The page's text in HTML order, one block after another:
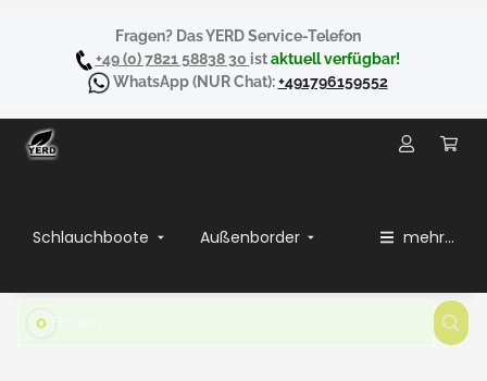
Fragen? Das YERD Service-Telefon
+49 (0) 7821 58838 30 istaktuell verfügbar!
WhatsApp(NUR Chat):+491796159552
Schlauchboote Außenborder mehr...